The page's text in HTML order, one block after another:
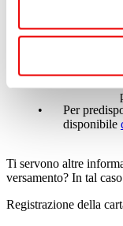
Per
disponibile
Ti servono altre
versamento? In tal
Registrazione della